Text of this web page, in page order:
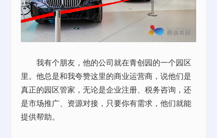
我有个朋友，他的公司就在青创园的一个园区
里。他总是和我夸赞这里的商业运营商，说他们是
真正的园区管家，无论是企业注册、税务咨询，还
是市场推广、资源对接，只要你有需求，他们就能
提供帮助。